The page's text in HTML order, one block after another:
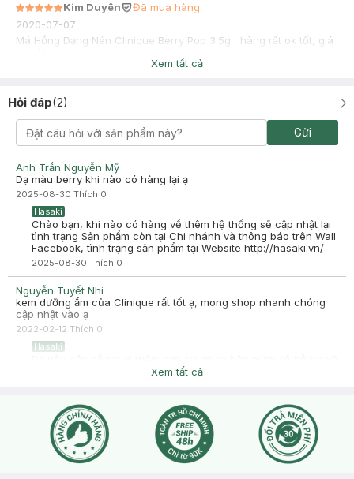
Kim Duyên
Đã mua hàng
2020-07-07
Má Hồng Dạng Nén Clinique Berry Pop 3.5g , hàng rất ok tốt, giá
Xem tất cả
Hỏi đáp(2)
Gửi
Anh Trần Nguyễn Mỹ
Dạ màu berry khi nào có hàng lại ạ
2025-08-30 Thích 0
Hasaki
Chào bạn, khi nào có hàng về thêm hệ thống sẽ cập nhật lại
tình trạng Sản phẩm còn tại Chi nhánh và thông báo trên Wall
Facebook, tình trạng sản phẩm tại Website http://hasaki.vn/
2025-08-30 Thích 0
Nguyễn Tuyết Nhi
kem dưỡng ẩm của Clinique rất tốt ạ, mong shop nhanh chóng
cập nhật vào ạ
2022-02-12 Thích 0
Hasaki
tư vấn cho bạn ngay nhé <3 Cảm ơn bạn nhiều!
Xem tất cả